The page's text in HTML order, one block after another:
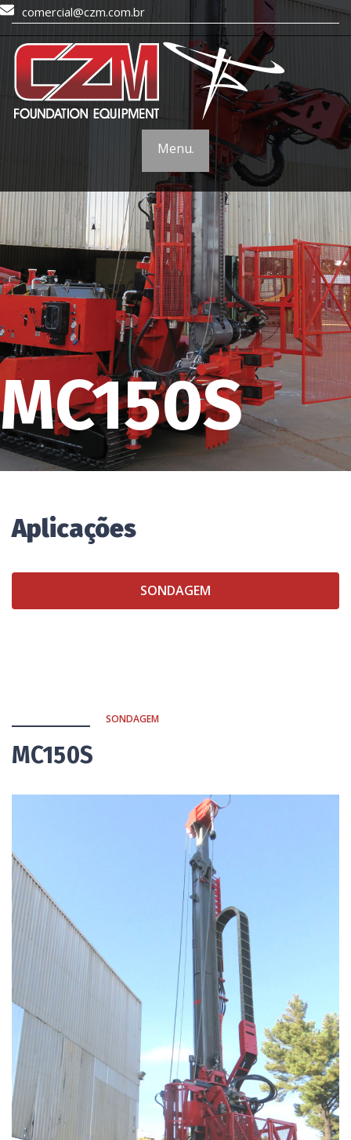
comercial@czm.com.br
Menu
MC150S
Aplicações
SONDAGEM
SONDAGEM
MC150S